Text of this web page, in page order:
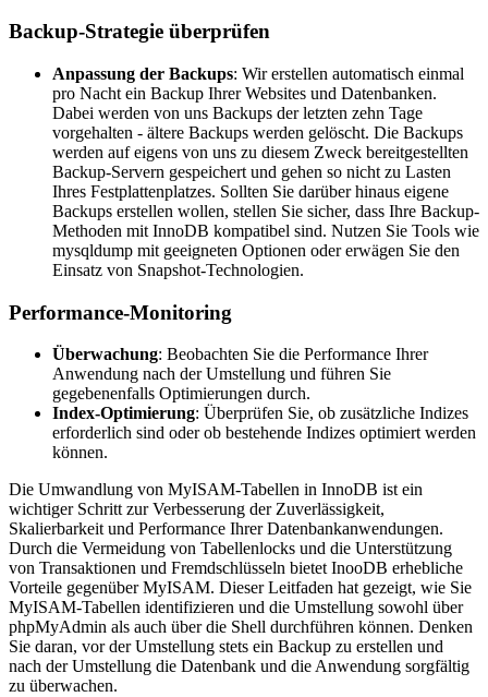
Backup-Strategie überprüfen
Anpassung der Backups: Wir erstellen automatisch einmal
pro Nacht ein Backup Ihrer Websites und Datenbanken.
Dabei werden von uns Backups der letzten zehn Tage
vorgehalten - ältere Backups werden gelöscht. Die Backups
werden auf eigens von uns zu diesem Zweck bereitgestellten
Backup-Servern gespeichert und gehen so nicht zu Lasten
Ihres Festplattenplatzes. Sollten Sie darüber hinaus eigene
Backups erstellen wollen, stellen Sie sicher, dass Ihre Backup-
Methoden mit InnoDB kompatibel sind. Nutzen Sie Tools wie
mysqldump mit geeigneten Optionen oder erwägen Sie den
Einsatz von Snapshot-Technologien.
Performance-Monitoring
Überwachung: Beobachten Sie die Performance Ihrer
Anwendung nach der Umstellung und führen Sie
gegebenenfalls Optimierungen durch.
Index-Optimierung: Überprüfen Sie, ob zusätzliche Indizes
erforderlich sind oder ob bestehende Indizes optimiert werden
können.
Die Umwandlung von MyISAM-Tabellen in InnoDB ist ein
wichtiger Schritt zur Verbesserung der Zuverlässigkeit,
Skalierbarkeit und Performance Ihrer Datenbankanwendungen.
Durch die Vermeidung von Tabellenlocks und die Unterstützung
von Transaktionen und Fremdschlüsseln bietet InooDB erhebliche
Vorteile gegenüber MyISAM. Dieser Leitfaden hat gezeigt, wie Sie
MyISAM-Tabellen identifizieren und die Umstellung sowohl über
phpMyAdmin als auch über die Shell durchführen können. Denken
Sie daran, vor der Umstellung stets ein Backup zu erstellen und
nach der Umstellung die Datenbank und die Anwendung sorgfältig
zu überwachen.